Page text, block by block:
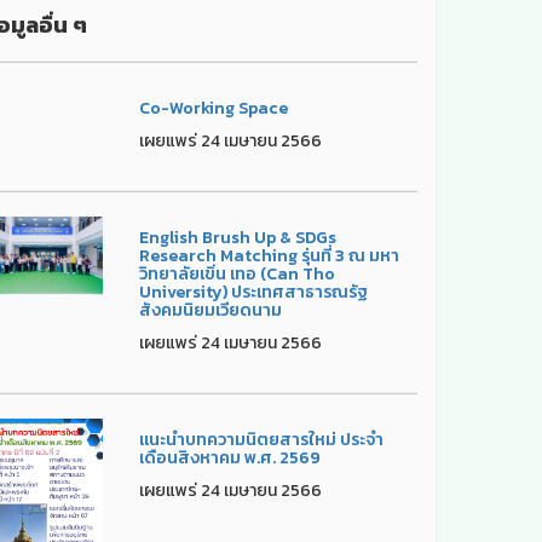
มูลอื่น ๆ
Co-Working Space
เผยแพร่ 24 เมษายน 2566
English Brush Up & SDGs
Research Matching รุ่นที่ 3 ณ มหา
วิทยาลัยเขิ่น เทอ (Can Tho
University) ประเทศสาธารณรัฐ
สังคมนิยมเวียดนาม
เผยแพร่ 24 เมษายน 2566
แนะนำบทความนิตยสารใหม่ ประจำ
เดือนสิงหาคม พ.ศ. 2569
เผยแพร่ 24 เมษายน 2566